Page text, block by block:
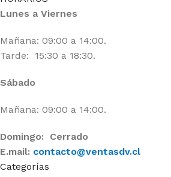
Lunes a Viernes
Mañana: 09:00 a 14:00.
Tarde: 15:30 a 18:30.
Sábado
Mañana: 09:00 a 14:00.
Domingo: Cerrado
E.mail: contacto@ventasdv.cl
Categorías